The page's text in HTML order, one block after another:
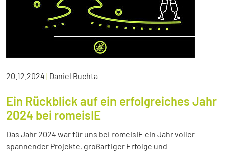
20.12.2024 | Daniel Buchta
Ein Rückblick auf ein erfolgreiches Jahr
2024 bei romeisIE
Das Jahr 2024 war für uns bei romeisIE ein Jahr voller
spannender Projekte, großartiger Erfolge und